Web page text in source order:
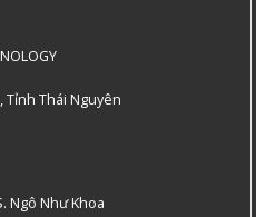
Tỉnh Thái Nguyên
Ngô Như Khoa